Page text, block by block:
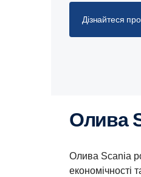
Дізнайтеся
Олива
Олива Scania
економічності